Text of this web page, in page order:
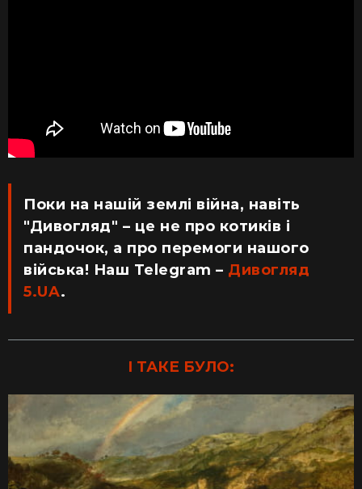
Поки на нашій землі війна, навіть
"Дивогляд" – це не про котиків і
пандочок, а про перемоги нашого
війська! Наш Telegram – Дивогляд
5.UA.
І ТАКЕ БУЛО: